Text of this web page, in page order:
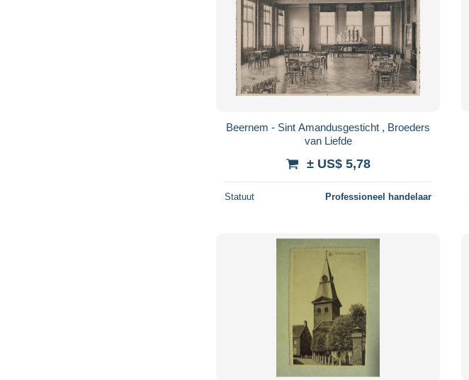
Beernem - Sint Amandusgesticht , Broeders
van Liefde
± US$ 5,78
Statuut Professioneel handelaar